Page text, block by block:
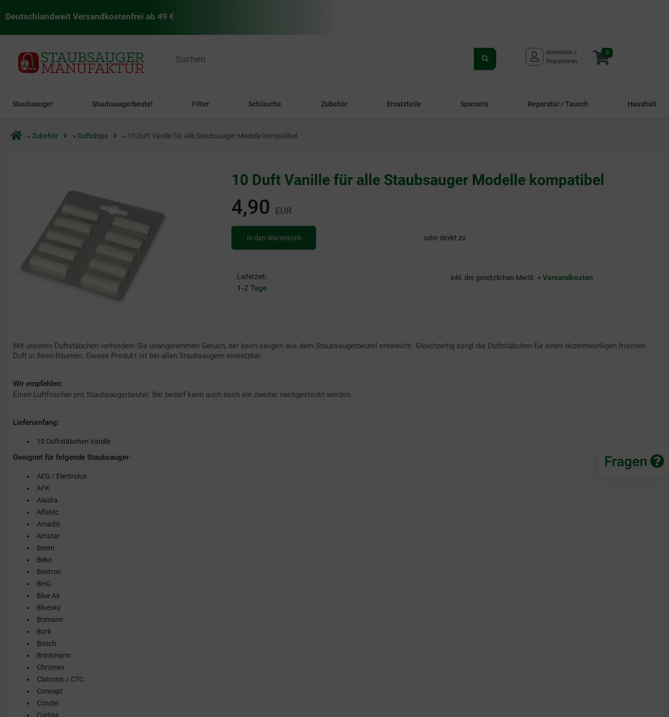
Deutschlandweit Versandkostenfrei ab 49 €
staubsaugermanufaktur
starten
Anmelden /
Registrieren
0
Staubsauger Staubsaugerbeutel Filter Schläuche Zubehör Ersatzteile Sparsets Reparatur / Tausch Haushalt
Startseite
» Zubehör » Duftchips » 10 Duft Vanille für alle Staubsauger Modelle kompatibel
10 Duft Vanille für alle Staubsauger Modelle kompatibel
4,90 EUR
In den Warenkorb oder direkt zu
Lieferzeit:
1-2 Tage
inkl. der gesetzlichen MwSt. +Versandkosten
Mit unseren Duftstäbchen verhindern Sie unangenehmen Geruch, der beim saugen aus dem Staubsaugerbeutel entweicht. Gleichzeitig sorgt die Duftstäbchen für einen dezentwohligen frischen
Duft in Ihren Räumen. Dieses Produkt ist bei allen Staubsaugern einsetzbar.
Wir empfehlen:
Einen Luftfrischer pro Staubsaugerbeutel. Bei bedarf kann auch noch ein zweiter nachgesteckt werden.
Lieferumfang:
10 Duftstäbchen Vanille
Geeignet für folgende Staubsauger:
AEG / Electrolux
AFK
Alaska
Alfatec
Amadis
Amstar
Beem
Beko
Bestron
BHG
Blue Air
Bluesky
Bomann
Bork
Bosch
Brinkmann
Chromex
Clatronic / CTC
Concept
Condel
Curtiss
Fragen